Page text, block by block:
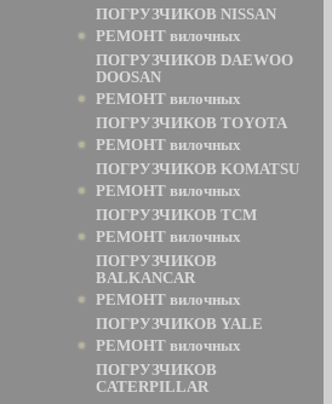
ПОГРУЗЧИКОВ NISSAN
РЕМОНТ вилочных
ПОГРУЗЧИКОВ DAEWOO
DOOSAN
РЕМОНТ вилочных
ПОГРУЗЧИКОВ TOYOTA
РЕМОНТ вилочных
ПОГРУЗЧИКОВ KOMATSU
РЕМОНТ вилочных
ПОГРУЗЧИКОВ TCM
РЕМОНТ вилочных
ПОГРУЗЧИКОВ
BALKANCAR
РЕМОНТ вилочных
ПОГРУЗЧИКОВ YALE
РЕМОНТ вилочных
ПОГРУЗЧИКОВ
CATERPILLAR